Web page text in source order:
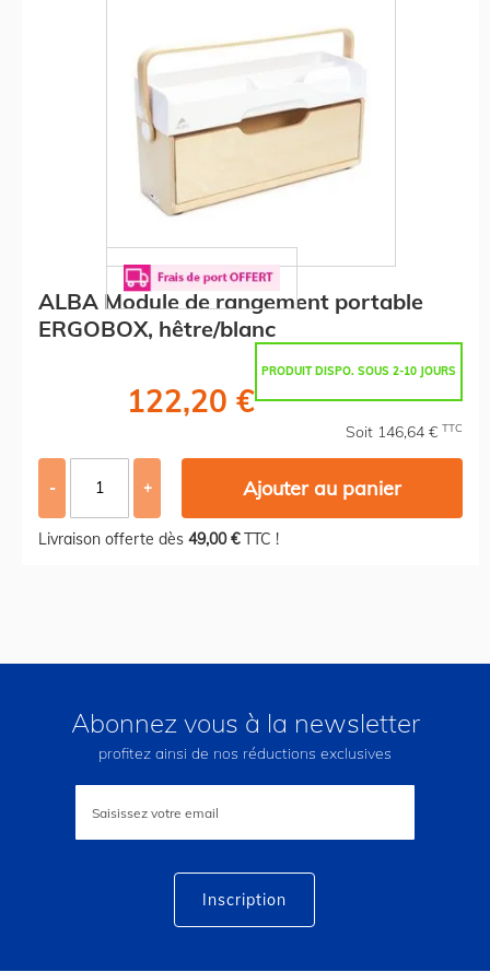
ALBA Module de rangement portable
ERGOBOX, hêtre/blanc
PRODUIT DISPO. SOUS 2-10 JOURS
122,20 €
Soit 146,64 € TTC
- + Ajouter au panier
Livraison offerte dès 49,00 €TTC !
Abonnez vous à la newsletter
profitez ainsi de nos réductions exclusives
lettre
Inscription